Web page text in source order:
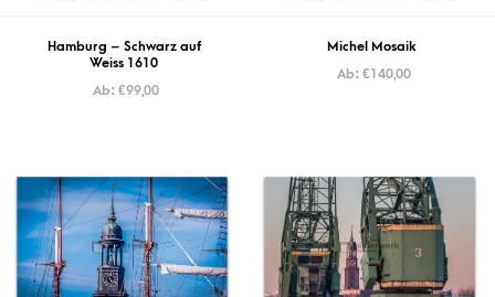
Hamburg – Schwarz auf
Weiss 1610
Ab: €99,00
Michel Mosaik
Ab: €140,00